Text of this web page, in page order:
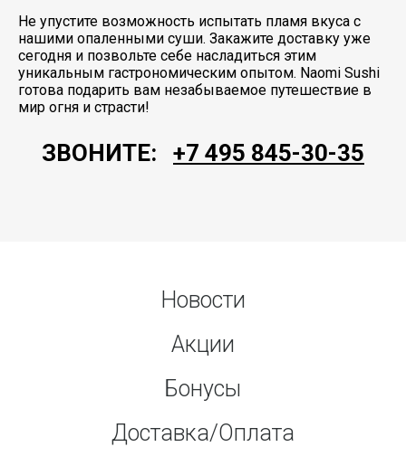
Не упустите возможность испытать пламя вкуса с
нашими опаленными суши. Закажите доставку уже
сегодня и позвольте себе насладиться этим
уникальным гастрономическим опытом. Naomi Sushi
готова подарить вам незабываемое путешествие в
мир огня и страсти!
ЗВОНИТЕ: +7 495 845-30-35
Новости
Акции
Бонусы
Доставка/Оплата